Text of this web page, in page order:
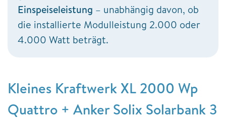
Einspeiseleistung – unabhängig davon, ob
die installierte Modulleistung 2.000 oder
4.000 Watt beträgt.
Kleines Kraftwerk XL 2000 Wp
Quattro + Anker Solix Solarbank 3